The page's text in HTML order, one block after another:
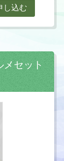
し込む
セット